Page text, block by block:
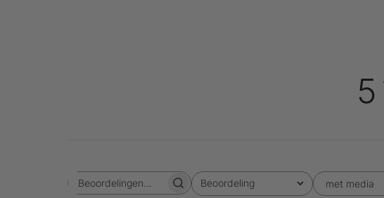
5
Beoordelingen zoeken
Beoordeling
Alle beoordelingen
met media